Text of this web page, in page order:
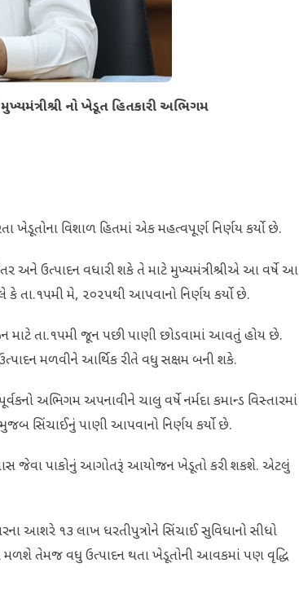
નો ખેડૂત હિતકારી અભિગમ
ખેડૂતોના વિશાળ હિતમાં એક મહત્વપૂર્ણ નિર્ણય કર્યો છે.
અને ઉત્પાદન વધારી શકે તે માટે મુખ્યમંત્રીશ્રીએ આ વર્ષે આ
તા.૧૫મી મે, ૨૦૨૫થી આપવાનો નિર્ણય કર્યો છે.
માટે તા.૧૫મી જૂન પછી પાણી છોડવામાં આવતું હોય છે.
મળવીને આર્થિક રીતે વધુ સક્ષમ બની શકે.
અભિગમ અપનાવીને ચાલુ વર્ષે નર્મદા કમાન્ડ વિસ્તારમાં
સિંચાઈનું પાણી આપવાનો નિર્ણય કર્યો છે.
કપાસ જેવા પાકોનું આગોતરૂં આયોજન ખેડૂતો કરી શકશે. એટલું
આશરે ૧૩ લાખ ધરતીપુત્રોને સિંચાઈ સુવિધાનો સીધો
મળશે તેમજ વધુ ઉત્પાદન થતા ખેડૂતોની આવકમાં પણ વૃદ્ધિ